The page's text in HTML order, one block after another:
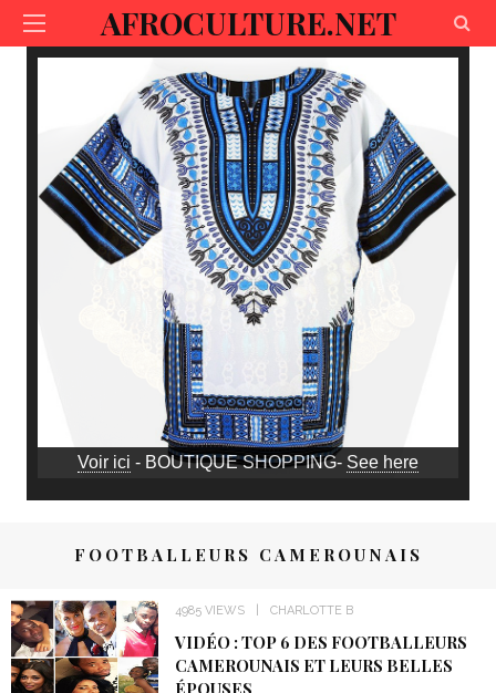
AFROCULTURE.NET
Voir ici - BOUTIQUE SHOPPING- See here
FOOTBALLEURS CAMEROUNAIS
4985 VIEWS CHARLOTTE B
VIDÉO : TOP 6 DES FOOTBALLEURS
CAMEROUNAIS ET LEURS BELLES